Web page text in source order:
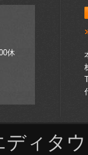
休
ディタ